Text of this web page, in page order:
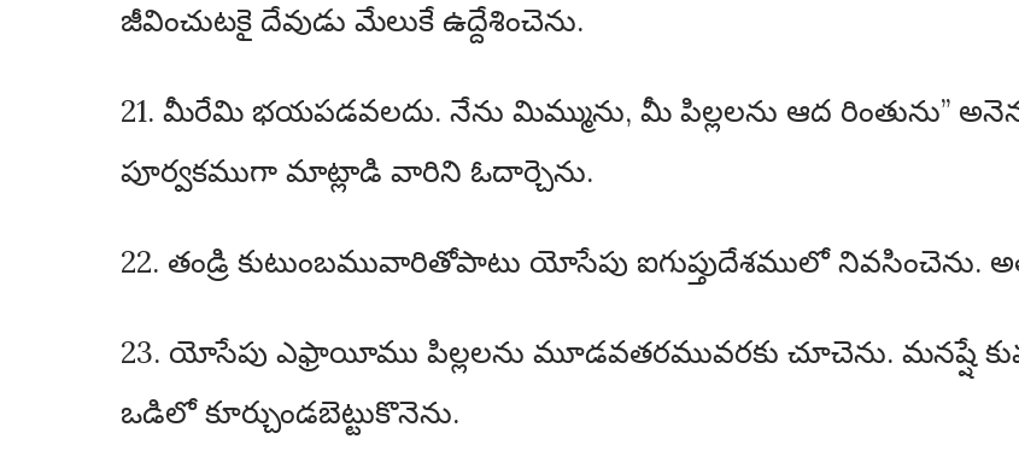
జీవించుటకై దేవుడు మేలుకే ఉద్దేశించెను.
21. మీరేమి భయపడవలదు. నేను మిమ్మును, మీ పిల్లలను ఆద రింతును”
పూర్వకముగా మాట్లాడి వారిని ఓదార్చెను.
22. తండ్రి కుటుంబమువారితోపాటు యోసేపు ఐగుప్తుదేశములో నివసించెను.
23. యోసేపు ఎఫ్రాయీము పిల్లలను మూడవతరమువరకు చూచెను. మనష్షే
ఒడిలో కూర్చుండబెట్టుకొనెను.